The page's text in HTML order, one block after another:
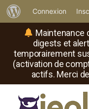
Maintenance
digests et
temporairement
(activation de
actifs. Merci
propos
de
WordPress
Connexion